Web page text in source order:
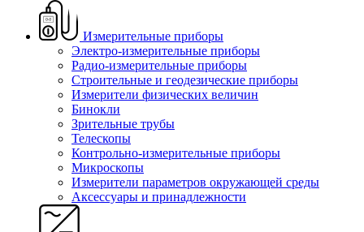
Измерительные приборы
Электро-измерительные приборы
Радио-измерительные приборы
Строительные и геодезические приборы
Измерители физических величин
Бинокли
Зрительные трубы
Телескопы
Контрольно-измерительные приборы
Микроскопы
Измерители параметров окружающей среды
Аксессуары и принадлежности